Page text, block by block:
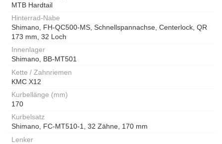
MTB Hardtail
Hinterrad-Nabe
Shimano, FH-QC500-MS, Schnellspannachse, Centerlock, QR
173 mm, 32 Loch
Innenlager
Shimano, BB-MT501
Kette / Zahnriemen
KMC X12
Kurbellänge (mm)
170
Kurbelsatz
Shimano, FC-MT510-1, 32 Zähne, 170 mm
Lenker